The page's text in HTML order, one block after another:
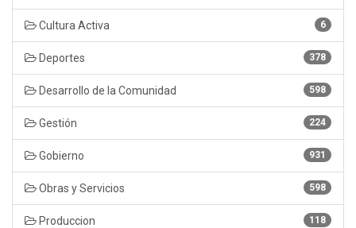
6
Cultura Activa
378
Deportes
598
Desarrollo de la Comunidad
224
Gestión
931
Gobierno
598
Obras y Servicios
118
Produccion